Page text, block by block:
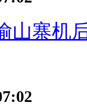
山寨机